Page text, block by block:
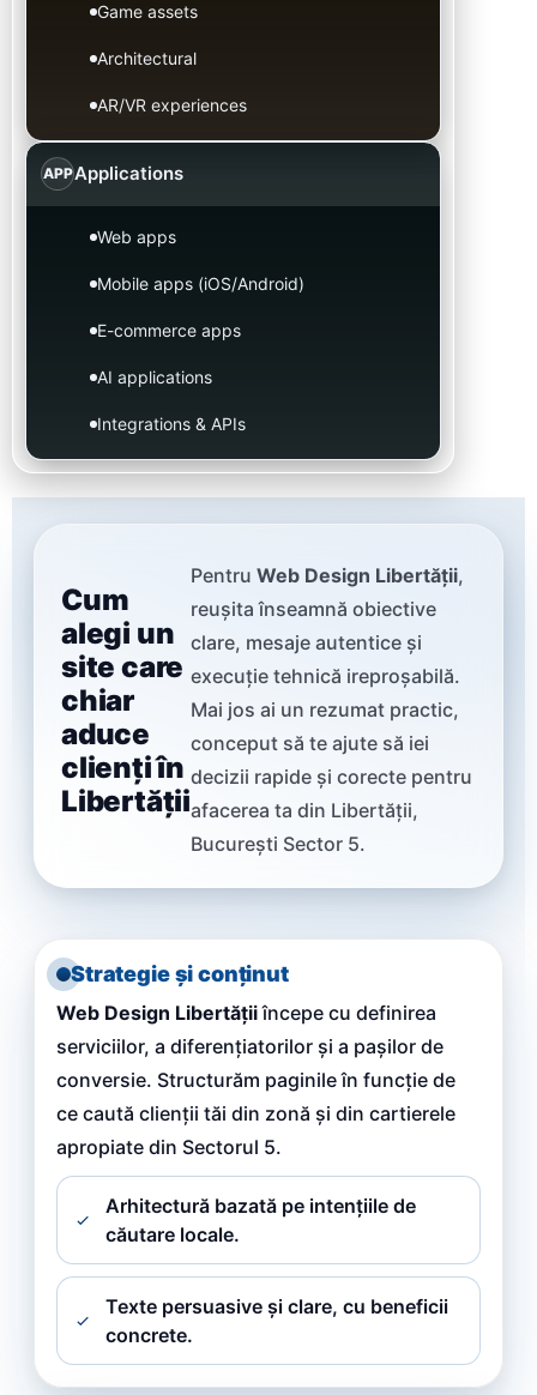
Game assets
Architectural
AR/VR experiences
APPApplications
Web apps
Mobile apps (iOS/Android)
E-commerce apps
AI applications
Integrations & APIs
Cum
alegi un
site care
chiar
aduce
clienți în
Libertății
PentruWeb Design Libertății,
reușita înseamnă obiective
clare, mesaje autentice și
execuție tehnică ireproșabilă.
Mai jos ai un rezumat practic,
conceput să te ajute să iei
decizii rapide și corecte pentru
afacerea ta din Libertății,
București Sector 5.
Strategie și conținut
Web Design Libertățiiîncepe cu definirea
serviciilor, a diferențiatorilor și a pașilor de
conversie. Structurăm paginile în funcție de
ce caută clienții tăi din zonă și din cartierele
apropiate din Sectorul 5.
Arhitectură bazată pe intențiile de
căutare locale.
Texte persuasive și clare, cu beneficii
concrete.